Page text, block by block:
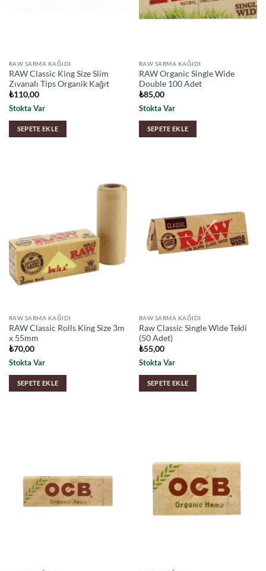
RAW SARMA KAĞIDI
RAW Classic King Size Slim
Zıvanalı Tips Organik Kağıt
₺110,00
Stokta Var
SEPETE EKLE
RAW SARMA KAĞIDI
RAW Organic Single Wide
Double 100 Adet
₺85,00
Stokta Var
SEPETE EKLE
RAW SARMA KAĞIDI
RAW Classic Rolls King Size 3m
x 55mm
₺70,00
Stokta Var
SEPETE EKLE
RAW SARMA KAĞIDI
Raw Classic Single Wide Tekli
(50 Adet)
₺55,00
Stokta Var
SEPETE EKLE